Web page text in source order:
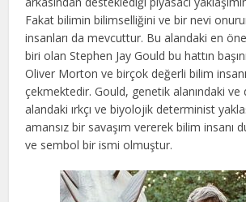
Fakat bilimin bilimselliğini ve bir nevi
insanları da mevcuttur. Bu alandaki en
biri olan Stephen Jay Gould bu hattın
Oliver Morton ve birçok değerli bilim
çekmektedir. Gould, genetik alanındaki ve
alandaki ırkçı ve biyolojik determinist
amansız bir savaşım vererek bilim insanı
ve sembol bir ismi olmuştur.